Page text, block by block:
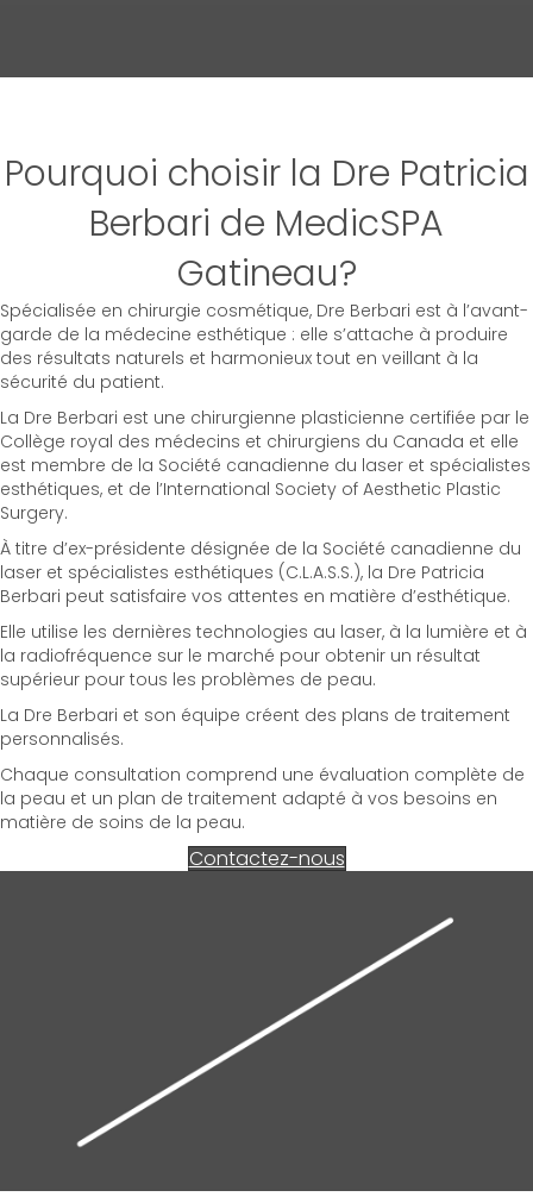
Pourquoi choisir la Dre Patricia
Berbari de MedicSPA
Gatineau?
Spécialisée en chirurgie cosmétique, Dre Berbari est à l’avant-
garde de la médecine esthétique : elle s’attache à produire
des résultats naturels et harmonieux tout en veillant à la
sécurité du patient.
La Dre Berbari est une chirurgienne plasticienne certifiée par le
Collège royal des médecins et chirurgiens du Canada et elle
est membre de la Société canadienne du laser et spécialistes
esthétiques, et de l’International Society of Aesthetic Plastic
Surgery.
À titre d’ex-présidente désignée de la Société canadienne du
laser et spécialistes esthétiques (C.L.A.S.S.), la Dre Patricia
Berbari peut satisfaire vos attentes en matière d’esthétique.
Elle utilise les dernières technologies au laser, à la lumière et à
la radiofréquence sur le marché pour obtenir un résultat
supérieur pour tous les problèmes de peau.
La Dre Berbari et son équipe créent des plans de traitement
personnalisés.
Chaque consultation comprend une évaluation complète de
la peau et un plan de traitement adapté à vos besoins en
matière de soins de la peau.
Contactez-nous